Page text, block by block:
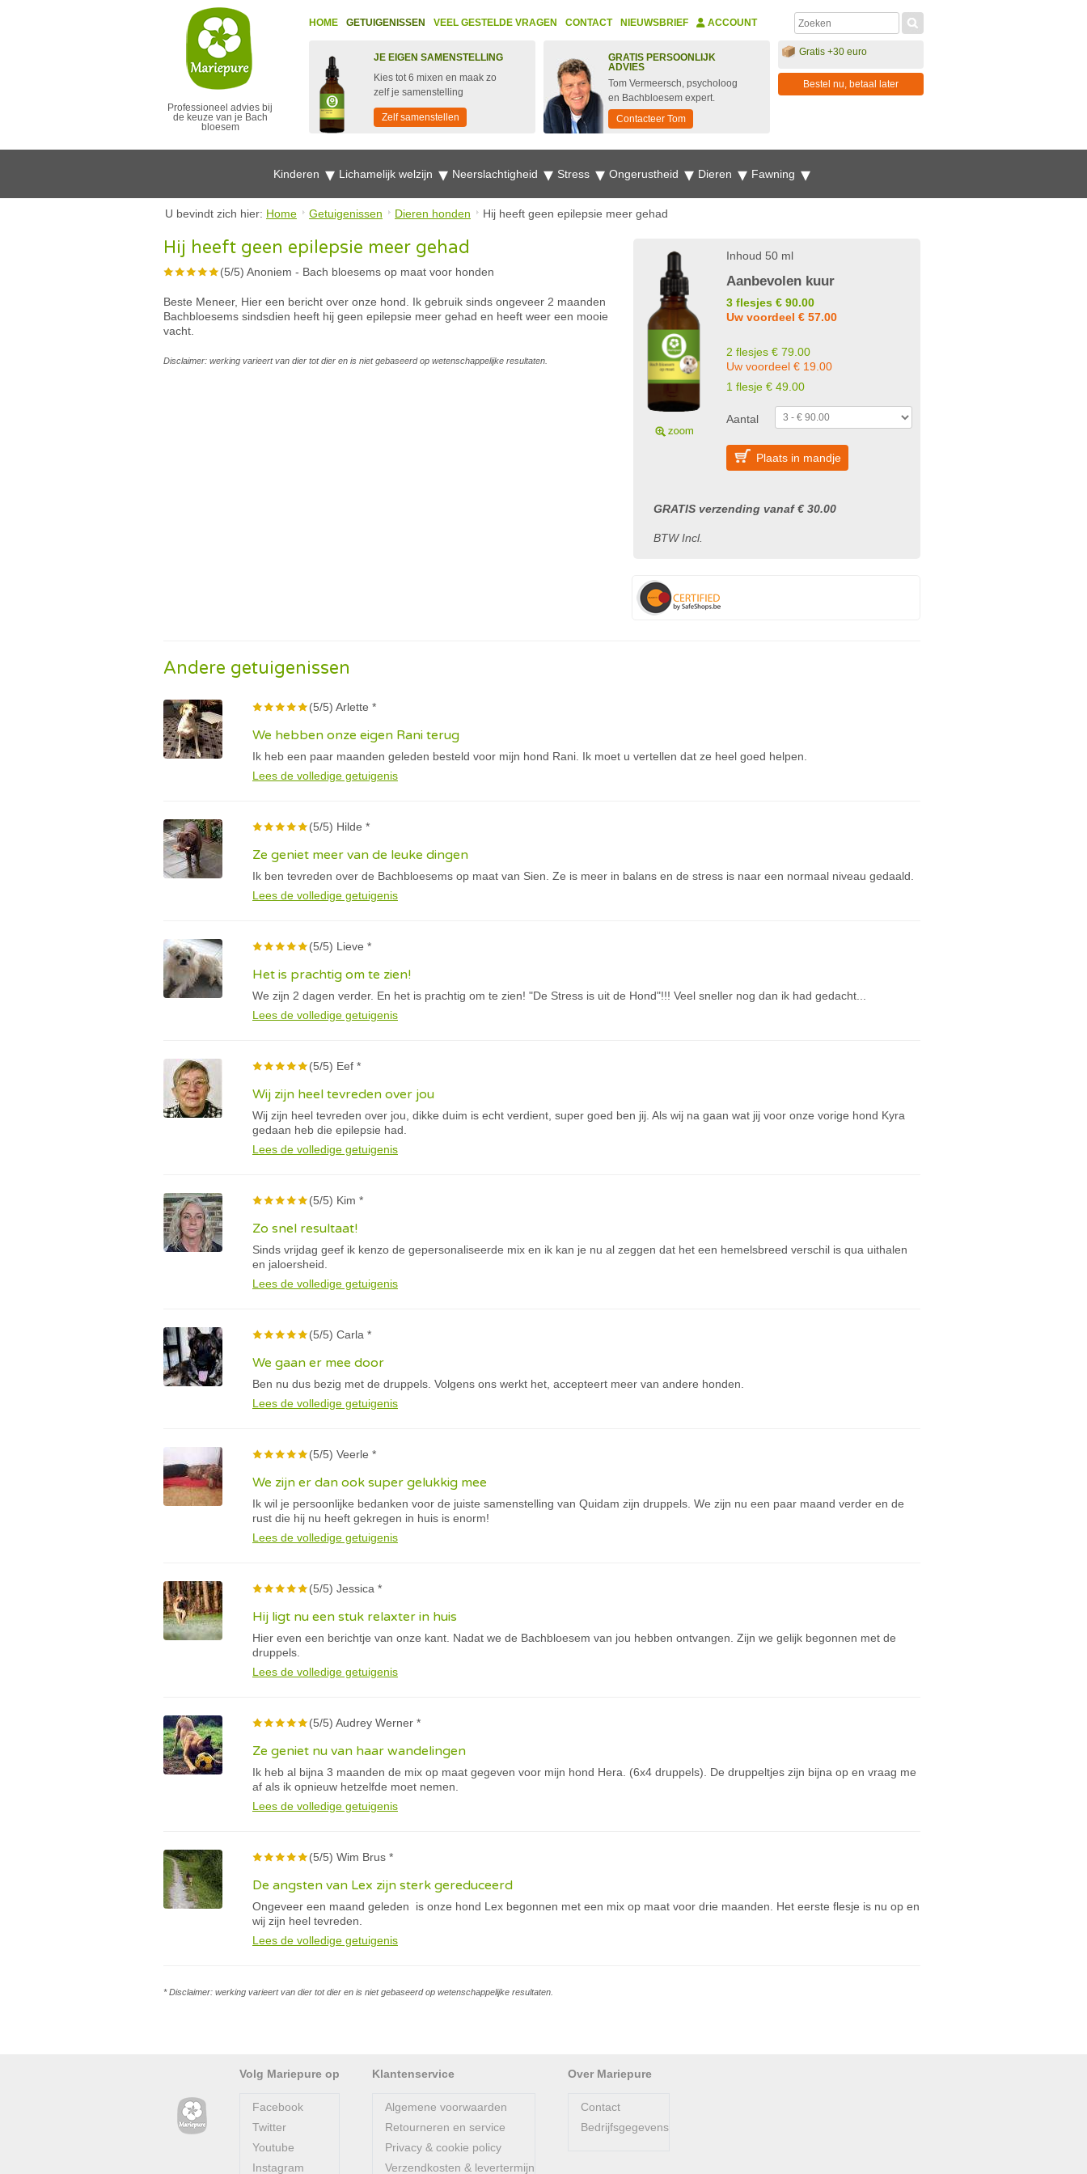
Professioneel advies bij
de keuze van je Bach
bloesem
HOME GETUIGENISSEN VEEL GESTELDE VRAGEN CONTACT NIEUWSBRIEF ACCOUNT
JE EIGEN SAMENSTELLING
Kies tot 6 mixen en maak zo
zelf je samenstelling
Zelf samenstellen
GRATIS PERSOONLIJK
ADVIES
Tom Vermeersch, psycholoog
en Bachbloesem expert.
Contacteer Tom
Gratis +30 euro
Bestel nu, betaal later
Kinderen Lichamelijk welzijn Neerslachtigheid Stress Ongerustheid Dieren Fawning
U bevindt zich hier: Home Getuigenissen Dieren honden Hij heeft geen epilepsie meer gehad
Hij heeft geen epilepsie meer gehad
(5/5) Anoniem - Bach bloesems op maat voor honden
Beste Meneer, Hier een bericht over onze hond. Ik gebruik sinds ongeveer 2 maanden
Bachbloesems sindsdien heeft hij geen epilepsie meer gehad en heeft weer een mooie
vacht.
Disclaimer: werking varieert van dier tot dier en is niet gebaseerd op wetenschappelijke resultaten.
Inhoud 50 ml
Aanbevolen kuur
3 flesjes € 90.00
Uw voordeel € 57.00
2 flesjes € 79.00
Uw voordeel € 19.00
1 flesje € 49.00
Aantal
Plaats in mandje
GRATIS verzending vanaf € 30.00
BTW Incl.
Andere getuigenissen
(5/5) Arlette *
We hebben onze eigen Rani terug
Ik heb een paar maanden geleden besteld voor mijn hond Rani. Ik moet u vertellen dat ze heel goed helpen.
Lees de volledige getuigenis
(5/5) Hilde *
Ze geniet meer van de leuke dingen
Ik ben tevreden over de Bachbloesems op maat van Sien. Ze is meer in balans en de stress is naar een normaal niveau gedaald.
Lees de volledige getuigenis
(5/5) Lieve *
Het is prachtig om te zien!
We zijn 2 dagen verder. En het is prachtig om te zien! "De Stress is uit de Hond"!!! Veel sneller nog dan ik had gedacht...
Lees de volledige getuigenis
(5/5) Eef *
Wij zijn heel tevreden over jou
Wij zijn heel tevreden over jou, dikke duim is echt verdient, super goed ben jij. Als wij na gaan wat jij voor onze vorige hond Kyra
gedaan heb die epilepsie had.
Lees de volledige getuigenis
(5/5) Kim *
Zo snel resultaat!
Sinds vrijdag geef ik kenzo de gepersonaliseerde mix en ik kan je nu al zeggen dat het een hemelsbreed verschil is qua uithalen
en jaloersheid.
Lees de volledige getuigenis
(5/5) Carla *
We gaan er mee door
Ben nu dus bezig met de druppels. Volgens ons werkt het, accepteert meer van andere honden.
Lees de volledige getuigenis
(5/5) Veerle *
We zijn er dan ook super gelukkig mee
Ik wil je persoonlijke bedanken voor de juiste samenstelling van Quidam zijn druppels. We zijn nu een paar maand verder en de
rust die hij nu heeft gekregen in huis is enorm!
Lees de volledige getuigenis
(5/5) Jessica *
Hij ligt nu een stuk relaxter in huis
Hier even een berichtje van onze kant. Nadat we de Bachbloesem van jou hebben ontvangen. Zijn we gelijk begonnen met de
druppels.
Lees de volledige getuigenis
(5/5) Audrey Werner *
Ze geniet nu van haar wandelingen
Ik heb al bijna 3 maanden de mix op maat gegeven voor mijn hond Hera. (6x4 druppels). De druppeltjes zijn bijna op en vraag me
af als ik opnieuw hetzelfde moet nemen.
Lees de volledige getuigenis
(5/5) Wim Brus *
De angsten van Lex zijn sterk gereduceerd
Ongeveer een maand geleden is onze hond Lex begonnen met een mix op maat voor drie maanden. Het eerste flesje is nu op en
wij zijn heel tevreden.
Lees de volledige getuigenis
* Disclaimer: werking varieert van dier tot dier en is niet gebaseerd op wetenschappelijke resultaten.
Volg Mariepure op
Facebook
Twitter
Youtube
Instagram
Klantenservice
Algemene voorwaarden
Retourneren en service
Privacy & cookie policy
Verzendkosten & levertermijn
Over Mariepure
Contact
Bedrijfsgegevens